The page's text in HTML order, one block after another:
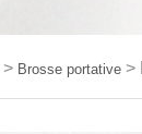
> Brosse portative >